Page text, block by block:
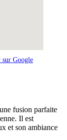
sur Google
fusion parfaite
Il est
et son ambiance